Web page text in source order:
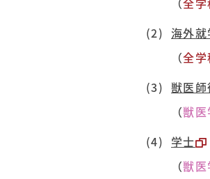
海外
（全学
獣医
（獣
学士
（獣